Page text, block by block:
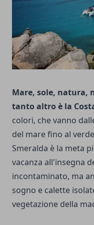
Mare, sole, natura,
tanto altro è la
colori, che vanno
del mare fino al
Smeralda è la meta
vacanza all'insegna
incontaminato, ma
sogno e calette
vegetazione della